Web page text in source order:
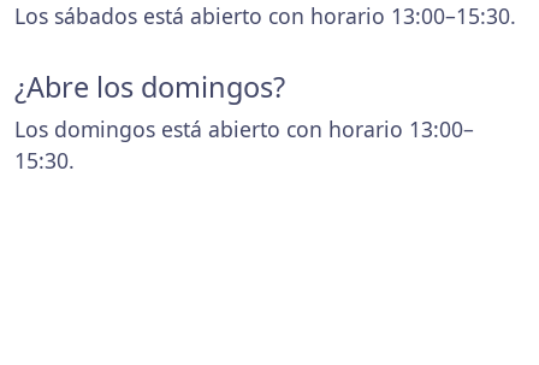
Los sábados está abierto con horario 13:00–15:30.
¿Abre los domingos?
Los domingos está abierto con horario 13:00–
15:30.